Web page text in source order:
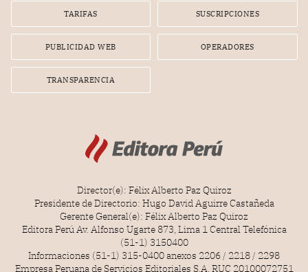
TARIFAS SUSCRIPCIONES
PUBLICIDAD WEB OPERADORES
TRANSPARENCIA
Director(e): Félix Alberto Paz Quiroz
Presidente de Directorio: Hugo David Aguirre Castañeda
Gerente General(e): Félix Alberto Paz Quiroz
Editora Perú Av. Alfonso Ugarte 873, Lima 1 Central Telefónica
(51-1) 3150400
Informaciones (51-1) 315-0400 anexos 2206 / 2218 / 2298
Empresa Peruana de Servicios Editoriales S.A. RUC 20100072751